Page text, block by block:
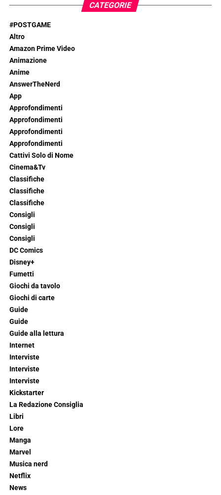
CATEGORIE
#POSTGAME
Altro
Amazon Prime Video
Animazione
Anime
AnswerTheNerd
App
Approfondimenti
Approfondimenti
Approfondimenti
Approfondimenti
Cattivi Solo di Nome
Cinema&Tv
Classifiche
Classifiche
Classifiche
Consigli
Consigli
Consigli
DC Comics
Disney+
Fumetti
Giochi da tavolo
Giochi di carte
Guide
Guide
Guide alla lettura
Internet
Interviste
Interviste
Interviste
Kickstarter
La Redazione Consiglia
Libri
Lore
Manga
Marvel
Musica nerd
Netflix
News